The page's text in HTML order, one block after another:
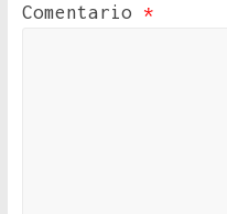
Comentario *